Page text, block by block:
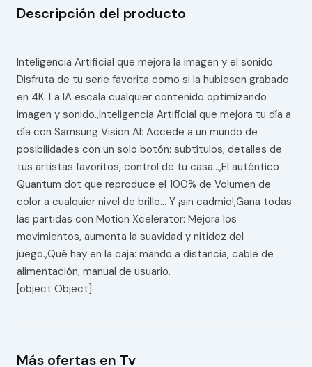
Descripción del producto
Inteligencia Artificial que mejora la imagen y el sonido:
Disfruta de tu serie favorita como si la hubiesen grabado
en 4K. La IA escala cualquier contenido optimizando
imagen y sonido.,Inteligencia Artificial que mejora tu día a
día con Samsung Vision AI: Accede a un mundo de
posibilidades con un solo botón: subtítulos, detalles de
tus artistas favoritos, control de tu casa…,El auténtico
Quantum dot que reproduce el 100% de Volumen de
color a cualquier nivel de brillo… Y ¡sin cadmio!,Gana todas
las partidas con Motion Xcelerator: Mejora los
movimientos, aumenta la suavidad y nitidez del
juego.,Qué hay en la caja: mando a distancia, cable de
alimentación, manual de usuario.
[object Object]
Más ofertas en Tv